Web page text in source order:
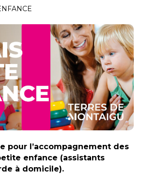
pour l’accompagnement des
enfance (assistants
à domicile).